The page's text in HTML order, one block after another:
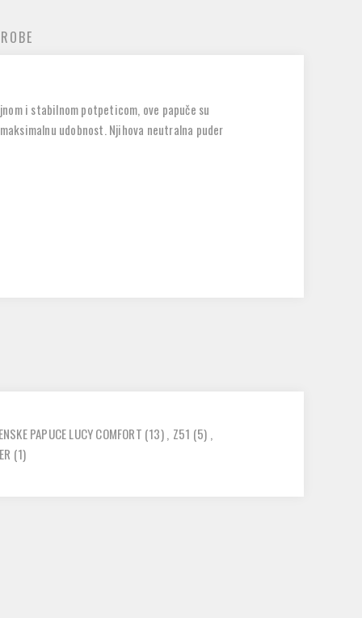
i stabilnom potpeticom, ove papuče su
udobnost. Njihova neutralna puder
PAPUCE LUCY COMFORT (13), Z51 (5) ,
(1)